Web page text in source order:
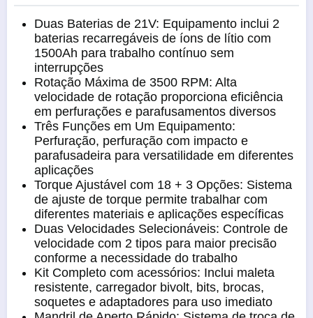
Duas Baterias de 21V: Equipamento inclui 2
baterias recarregáveis de íons de lítio com
1500Ah para trabalho contínuo sem
interrupções
Rotação Máxima de 3500 RPM: Alta
velocidade de rotação proporciona eficiência
em perfurações e parafusamentos diversos
Três Funções em Um Equipamento:
Perfuração, perfuração com impacto e
parafusadeira para versatilidade em diferentes
aplicações
Torque Ajustável com 18 + 3 Opções: Sistema
de ajuste de torque permite trabalhar com
diferentes materiais e aplicações específicas
Duas Velocidades Selecionáveis: Controle de
velocidade com 2 tipos para maior precisão
conforme a necessidade do trabalho
Kit Completo com acessórios: Inclui maleta
resistente, carregador bivolt, bits, brocas,
soquetes e adaptadores para uso imediato